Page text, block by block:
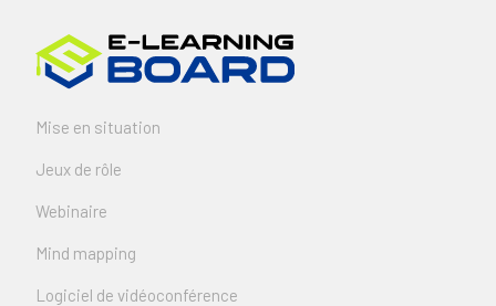
Mise en situation
Jeux de rôle
Webinaire
Mind mapping
Logiciel de vidéoconférence